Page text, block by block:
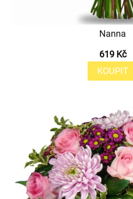
Nanna
619 Kč
KOUPIT